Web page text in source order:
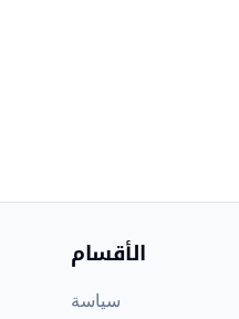
الأقسام
سياسة